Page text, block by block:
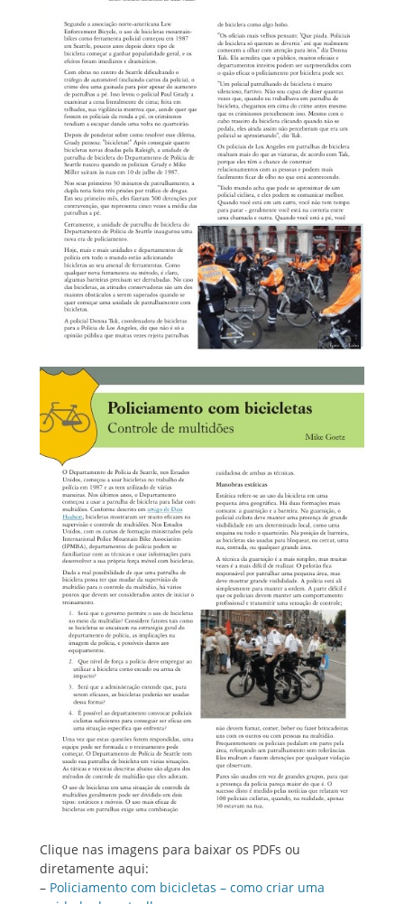
Clique nas imagens para baixar os PDFs ou
diretamente aqui:
– Policiamento com bicicletas – como criar uma